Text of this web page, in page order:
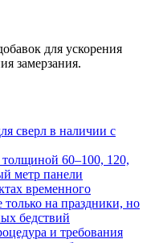
для ускорения
замерзания.
сверл в наличии с
60–100, 120,
метр панели
временного
только на праздники, но
бедствий
и требования